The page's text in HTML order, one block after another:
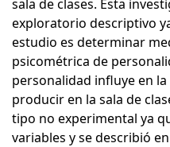
sala de clases. Esta
exploratorio descriptivo
estudio es determinar
psicométrica de
personalidad influye en
producir en la sala de
tipo no experimental ya
variables y se describió